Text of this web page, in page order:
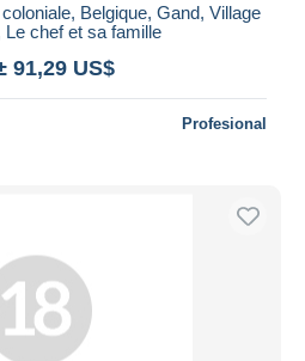
Belgique, Gand, Village
Le chef et sa famille
91,29 US$
Profesional